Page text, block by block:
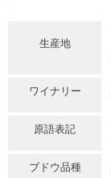
生産地
ワイナリー
原語表記
ブドウ品種